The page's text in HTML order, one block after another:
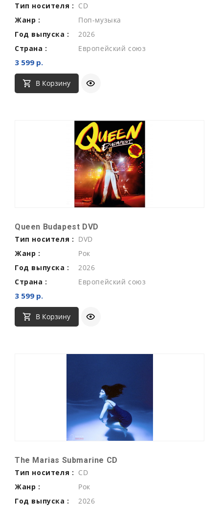
Тип носителя : CD
Жанр :
Поп-музыка
Год выпуска :
2026
Страна :
Европейский союз
3 599 р.
В Корзину
Queen Budapest DVD
Тип носителя : DVD
Жанр :
Рок
Год выпуска :
2026
Страна :
Европейский союз
3 599 р.
В Корзину
The Marias Submarine CD
Тип носителя : CD
Жанр :
Рок
Год выпуска :
2026